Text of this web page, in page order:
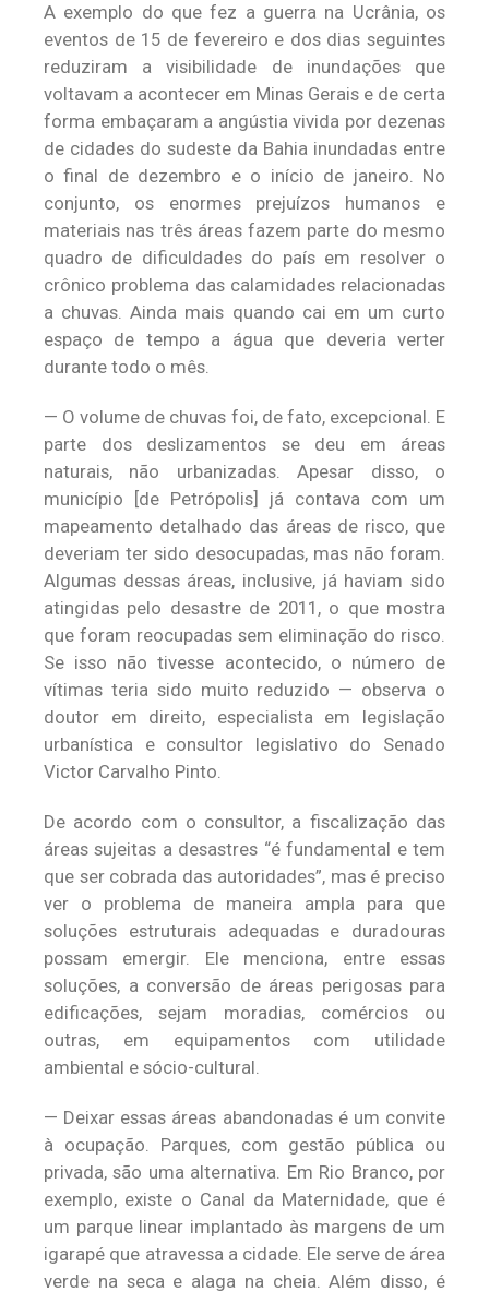
A exemplo do que fez a guerra na Ucrânia, os
eventos de 15 de fevereiro e dos dias seguintes
reduziram a visibilidade de inundações que
voltavam a acontecer em Minas Gerais e de certa
forma embaçaram a angústia vivida por dezenas
de cidades do sudeste da Bahia inundadas entre
o final de dezembro e o início de janeiro. No
conjunto, os enormes prejuízos humanos e
materiais nas três áreas fazem parte do mesmo
quadro de dificuldades do país em resolver o
crônico problema das calamidades relacionadas
a chuvas. Ainda mais quando cai em um curto
espaço de tempo a água que deveria verter
durante todo o mês.
— O volume de chuvas foi, de fato, excepcional. E
parte dos deslizamentos se deu em áreas
naturais, não urbanizadas. Apesar disso, o
município [de Petrópolis] já contava com um
mapeamento detalhado das áreas de risco, que
deveriam ter sido desocupadas, mas não foram.
Algumas dessas áreas, inclusive, já haviam sido
atingidas pelo desastre de 2011, o que mostra
que foram reocupadas sem eliminação do risco.
Se isso não tivesse acontecido, o número de
vítimas teria sido muito reduzido — observa o
doutor em direito, especialista em legislação
urbanística e consultor legislativo do Senado
Victor Carvalho Pinto.
De acordo com o consultor, a fiscalização das
áreas sujeitas a desastres “é fundamental e tem
que ser cobrada das autoridades”, mas é preciso
ver o problema de maneira ampla para que
soluções estruturais adequadas e duradouras
possam emergir. Ele menciona, entre essas
soluções, a conversão de áreas perigosas para
edificações, sejam moradias, comércios ou
outras, em equipamentos com utilidade
ambiental e sócio-cultural.
— Deixar essas áreas abandonadas é um convite
à ocupação. Parques, com gestão pública ou
privada, são uma alternativa. Em Rio Branco, por
exemplo, existe o Canal da Maternidade, que é
um parque linear implantado às margens de um
igarapé que atravessa a cidade. Ele serve de área
verde na seca e alaga na cheia. Além disso, é